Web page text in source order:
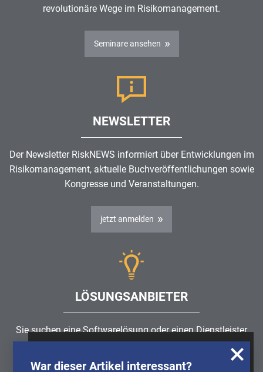
revolutionäre Wege im Risikomanagement.
Seminare ansehen
NEWSLETTER
Der Newsletter RiskNEWS informiert über Entwicklungen im
Risikomanagement, aktuelle Buchveröffentlichungen sowie
Kongresse und Veranstaltungen.
jetzt anmelden
LÖSUNGSANBIETER
Sie suchen eine Softwarelösung oder einen Dienstleister
rund um die ThemenRisikomanagement,GRC, IKS oder
ISMS?
War dieser Artikel interessant?